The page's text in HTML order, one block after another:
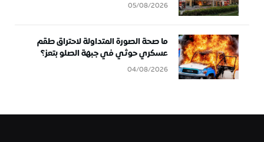
05/08/2026
ما صحة الصورة المتداولة لاحتراق طقم
عسكري حوثي في جبهة الصلو بتعز؟
04/08/2026